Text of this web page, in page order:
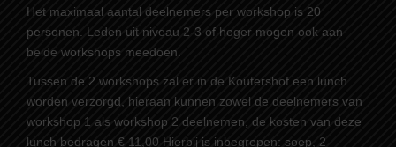
Het maximaal aantal deelnemers per workshop is 20
personen. Leden uit niveau 2-3 of hoger mogen ook aan
beide workshops meedoen.
Tussen de 2 workshops zal er in de Koutershof een lunch
worden verzorgd, hieraan kunnen zowel de deelnemers van
workshop 1 als workshop 2 deelnemen, de kosten van deze
lunch bedragen € 11,00 Hierbij is inbegrepen: soep, 2